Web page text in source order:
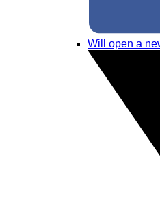
Will open a